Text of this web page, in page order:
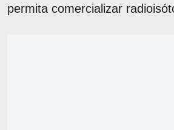
permita comercializar